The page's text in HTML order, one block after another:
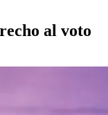
al voto